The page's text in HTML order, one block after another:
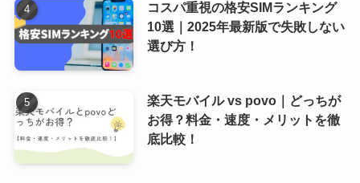
コスパ重視の格安SIMランキング
10選｜2025年最新版で失敗しない
選び方！
楽天モバイル vs povo｜どっちが
お得？料金・速度・メリットを徹
底比較！